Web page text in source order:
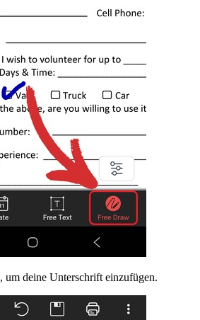
, um deine Unterschrift einzufügen.